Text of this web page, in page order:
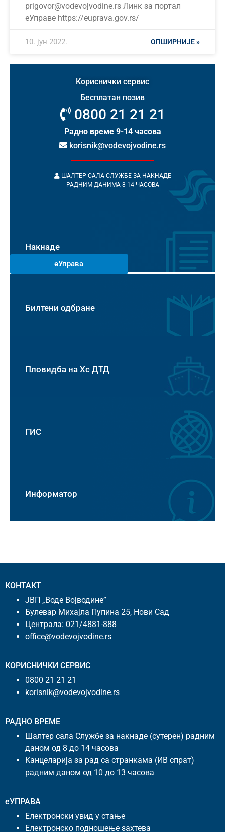
prigovor@vodevojvodine.rs Линк за портал
еУправе https://euprava.gov.rs/
ОПШИРНИЈЕ »
10. јун 2022.
Кориснички сервис
Бесплатан позив
0800 21 21 21
Радно време 9-14 часова
korisnik@vodevojvodine.rs
ШАЛТЕР САЛА СЛУЖБЕ ЗА НАКНАДЕ
РАДНИМ ДАНИМА 8-14 ЧАСОВА
Накнаде
еУправа
Билтени одбране
Пловидба на Хс ДТД
ГИС
Информатор
КОНТАКТ
ЈВП „Воде Војводине”
Булевар Михајла Пупина 25, Нови Сад
Централа: 021/4881-888
office@vodevojvodine.rs
КОРИСНИЧКИ СЕРВИС
0800 21 21 21
korisnik@vodevojvodine.rs
РАДНО ВРЕМЕ
Шалтер сала Службе за накнаде (сутерен) радним
даном од 8 до 14 часова
Канцеларија за рад са странкама (ИВ спрат)
радним даном од 10 до 13 часова
еУПРАВА
Електронски увид у стање
Електронско подношење захтева